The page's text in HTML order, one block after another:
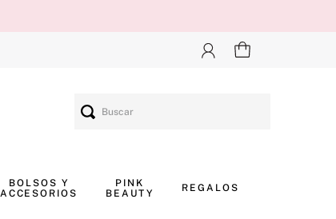
BOLSOS Y
ACCESORIOS
PINK
BEAUTY
REGALOS